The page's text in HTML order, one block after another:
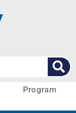
Program